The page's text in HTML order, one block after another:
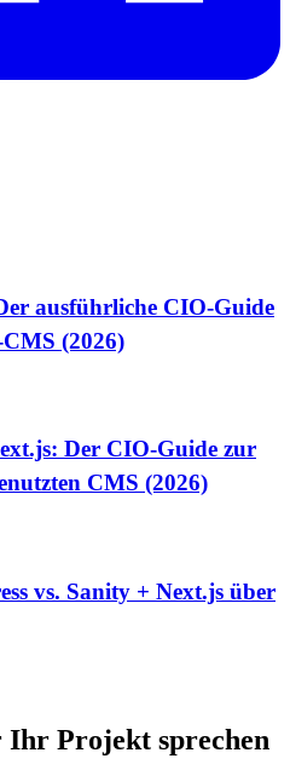
ausführliche CIO-Guide
(2026)
Der CIO-Guide zur
CMS (2026)
vs. Sanity + Next.js über
Ihr Projekt sprechen